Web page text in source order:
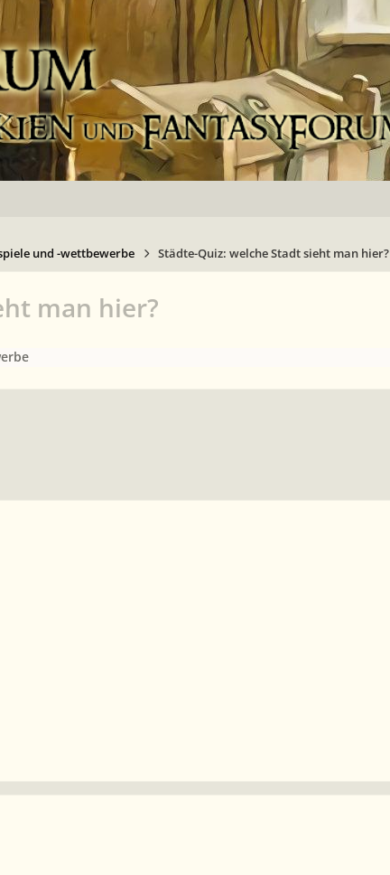
und -wettbewerbe Städte-Quiz: welche Stadt sieht man hier?
man hier?